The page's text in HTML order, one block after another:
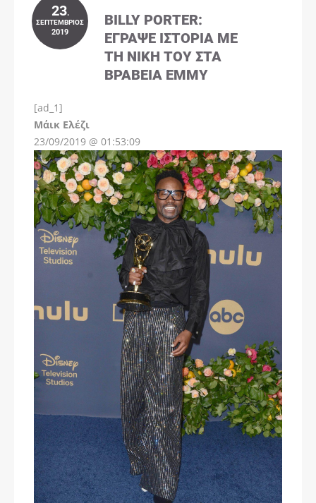
23.
ΣΕΠΤΈΜΒΡΙΟΣ
2019
BILLY PORTER:
ΈΓΡΑΨΕ ΙΣΤΟΡΊΑ ΜΕ
ΤΗ ΝΊΚΗ ΤΟΥ ΣΤΑ
ΒΡΑΒΕΊΑ EMMY
[ad_1]
Μάικ ΕλέζιInstagram
23/09/2019 @ 01:53:09